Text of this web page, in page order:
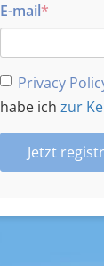
E-mail
Privacy
habe ich zur
Jetzt